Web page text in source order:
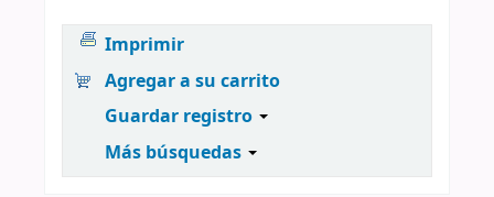
Imprimir
Agregar a su carrito
Guardar registro
Más búsquedas